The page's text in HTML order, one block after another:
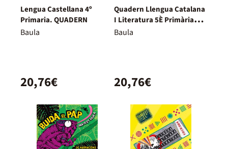
Lengua Castellana 4º
Primaria. QUADERN
Baula
20,76€
Quadern Llengua Catalana
I Literatura 5È Primària
Fanfest - Espiral
Baula
20,76€